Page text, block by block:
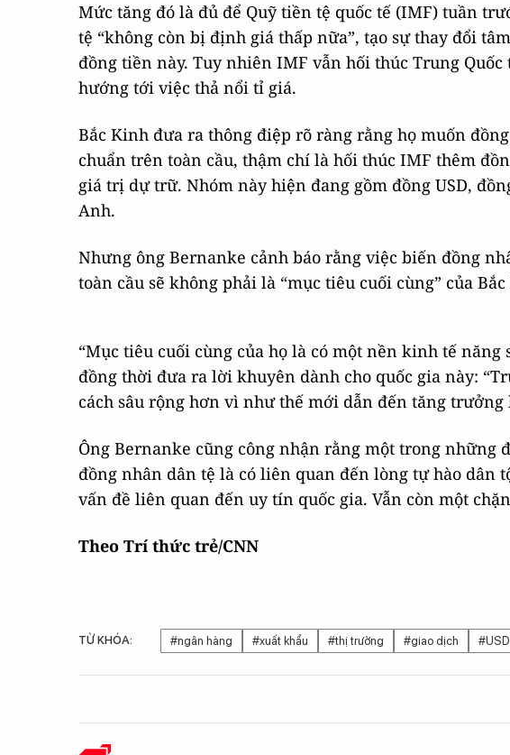
Mức tăng đó là đủ để Quỹ tiền tệ quốc tế (IMF) tuần
tệ “không còn bị định giá thấp nữa”, tạo sự thay đổi
đồng tiền này. Tuy nhiên IMF vẫn hối thúc Trung
hướng tới việc thả nổi tỉ giá.
Bắc Kinh đưa ra thông điệp rõ ràng rằng họ muốn
chuẩn trên toàn cầu, thậm chí là hối thúc IMF thêm
giá trị dự trữ. Nhóm này hiện đang gồm đồng USD,
Anh.
Nhưng ông Bernanke cảnh báo rằng việc biến đồng
toàn cầu sẽ không phải là “mục tiêu cuối cùng” của
“Mục tiêu cuối cùng của họ là có một nền kinh tế năng
đồng thời đưa ra lời khuyên dành cho quốc gia này:
cách sâu rộng hơn vì như thế mới dẫn đến tăng
Ông Bernanke cũng công nhận rằng một trong những
đồng nhân dân tệ là có liên quan đến lòng tự hào dân
vấn đề liên quan đến uy tín quốc gia. Vẫn còn một
Theo Trí thức trẻ/CNN
TỪ KHÓA: #ngân hàng #xuất khẩu #thị trường #giao dịch #USD